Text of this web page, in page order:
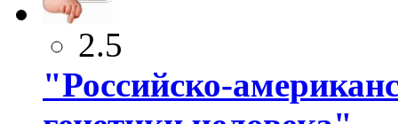
2.5
"Российско-